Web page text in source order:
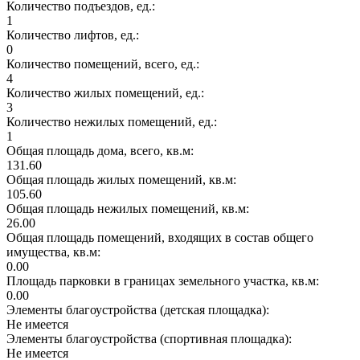
Количество подъездов, ед.:
1
Количество лифтов, ед.:
0
Количество помещений, всего, ед.:
4
Количество жилых помещений, ед.:
3
Количество нежилых помещений, ед.:
1
Общая площадь дома, всего, кв.м:
131.60
Общая площадь жилых помещений, кв.м:
105.60
Общая площадь нежилых помещений, кв.м:
26.00
Общая площадь помещений, входящих в состав общего
имущества, кв.м:
0.00
Площадь парковки в границах земельного участка, кв.м:
0.00
Элементы благоустройства (детская площадка):
Не имеется
Элементы благоустройства (спортивная площадка):
Не имеется